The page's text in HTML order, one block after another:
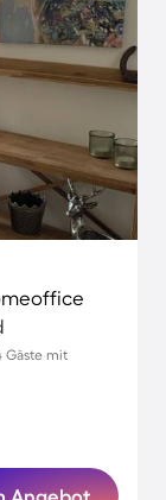
Gäste mit